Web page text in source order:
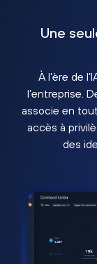
Une
À l’ère de
l’entreprise.
associe en
accès à
des